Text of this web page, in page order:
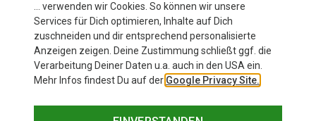
… verwenden wir Cookies. So können wir unsere
Services für Dich optimieren, Inhalte auf Dich
zuschneiden und dir entsprechend personalisierte
Anzeigen zeigen. Deine Zustimmung schließt ggf. die
Verarbeitung Deiner Daten u.a. auch in den USA ein.
Mehr Infos findest Du auf der Google Privacy Site.